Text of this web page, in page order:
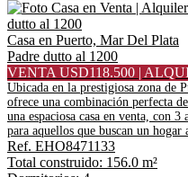
Casa en Puerto, Mar Del Plata
Padre dutto al 1200
VENTA USD118.500 |
Ubicada en la prestigiosa zona de
ofrece una combinación perfecta
una espaciosa casa en venta, con
para aquellos que buscan un
Ref. EHO8471133
Total construido: 156.0 m²